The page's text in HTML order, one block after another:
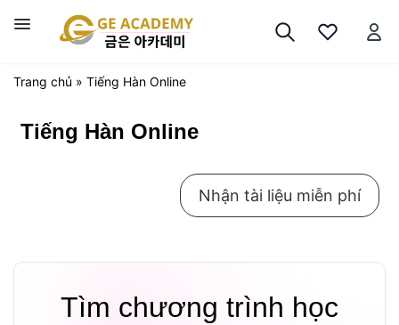
đến
dungTrang chủ » Tiếng Hàn Online
Tiếng Hàn Online
Nhận tài liệu miễn phí
Tìm chương trình học